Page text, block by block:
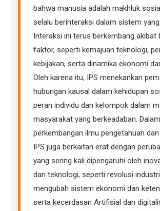
bahwa manusia adalah makhluk
selalu berinteraksi dalam sistem
Interaksi ini terus berkembang akibat
faktor, seperti kemajuan teknologi,
kebijakan, serta dinamika ekonomi
Oleh karena itu, IPS menekankan
hubungan kausal dalam kehidupan
peran individu dan kelompok dalam
masyarakat yang berkeadaban.
perkembangan ilmu pengetahuan
IPS juga berkaitan erat dengan
yang sering kali dipengaruhi oleh
dan teknologi, seperti revolusi
mengubah sistem ekonomi dan
serta kecerdasan Artifisial dan